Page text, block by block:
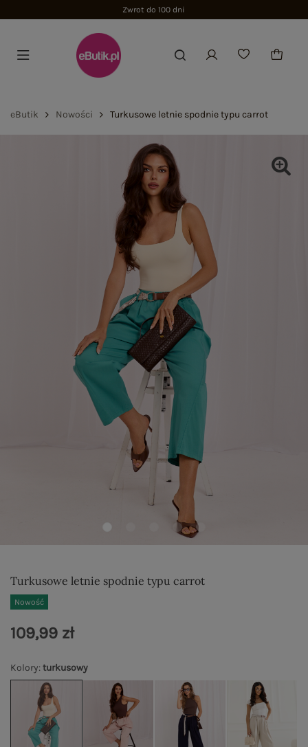
Zwrot do 100 dni
eButik Nowości Turkusowe letnie spodnie typu carrot
Turkusowe letnie spodnie typu carrot
Nowość
Kolory:turkusowy
109,99 zł